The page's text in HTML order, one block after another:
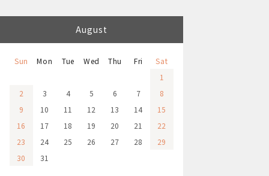
August
Sun Mon Tue Wed Thu Fri
Sat
1
2
3 4 5 6 7
8
9
10 11 12 13 14
15
16
17 18 19 20 21
22
23
24 25 26 27 28
29
30
31